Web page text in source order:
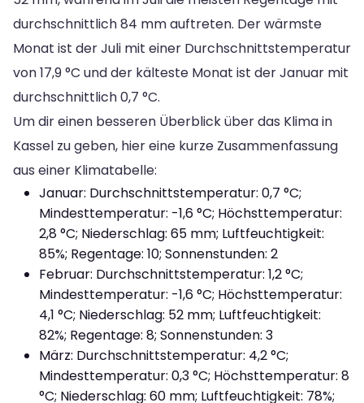
durchschnittlich 84 mm auftreten. Der wärmste
Monat ist der Juli mit einer Durchschnittstemperatur
von 17,9 °C und der kälteste Monat ist der Januar mit
durchschnittlich 0,7 °C.
Um dir einen besseren Überblick über das Klima in
Kassel zu geben, hier eine kurze Zusammenfassung
aus einer Klimatabelle:
Januar: Durchschnittstemperatur: 0,7 °C;
Mindesttemperatur: -1,6 °C; Höchsttemperatur:
2,8 °C; Niederschlag: 65 mm; Luftfeuchtigkeit:
85%; Regentage: 10; Sonnenstunden: 2
Februar: Durchschnittstemperatur: 1,2 °C;
Mindesttemperatur: -1,6 °C; Höchsttemperatur:
4,1 °C; Niederschlag: 52 mm; Luftfeuchtigkeit:
82%; Regentage: 8; Sonnenstunden: 3
März: Durchschnittstemperatur: 4,2 °C;
Mindesttemperatur: 0,3 °C; Höchsttemperatur: 8
°C; Niederschlag: 60 mm; Luftfeuchtigkeit: 78%;